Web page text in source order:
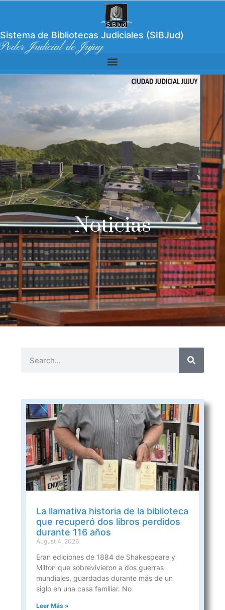
Sistema de Bibliotecas Judiciales (SIBJud)
Poder Judicial de Jujuy
Noticias
La llamativa historia de la biblioteca
que recuperó dos libros perdidos
durante 116 años
August 4, 2026
Eran ediciones de 1884 de Shakespeare y
Milton que sobrevivieron a dos guerras
mundiales, guardadas durante más de un
siglo en una casa familiar. No
Leer Más »